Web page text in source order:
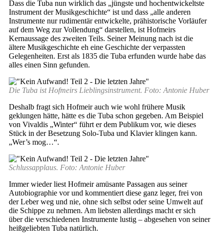
Dass die Tuba nun wirklich das „jüngste und hochentwickeltste
Instrument der Musikgeschichte“ ist und dass „alle anderen
Instrumente nur rudimentär entwickelte, prähistorische Vorläufer
auf dem Weg zur Vollendung“ darstellen, ist Hofmeirs
Kernaussage des zweiten Teils. Seiner Meinung nach ist die
ältere Musikgeschichte eh eine Geschichte der verpassten
Gelegenheiten. Erst als 1835 die Tuba erfunden wurde habe das
alles einen Sinn gefunden.
Die Tuba ist Hofmeirs Lieblingsinstrument. Foto: Antonie Huber
Deshalb fragt sich Hofmeir auch wie wohl frühere Musik
geklungen hätte, hätte es die Tuba schon gegeben. Am Beispiel
von Vivaldis „Winter“ führt er dem Publikum vor, wie dieses
Stück in der Besetzung Solo-Tuba und Klavier klingen kann.
„Wer’s mog…“.
Schlussapplaus. Foto: Antonie Huber
Immer wieder liest Hofmeir amüsante Passagen aus seiner
Autobiographie vor und kommentiert diese ganz leger, frei von
der Leber weg und nie, ohne sich selbst oder seine Umwelt auf
die Schippe zu nehmen. Am liebsten allerdings macht er sich
über die verschiedenen Instrumente lustig – abgesehen von seiner
heißgeliebten Tuba natürlich.